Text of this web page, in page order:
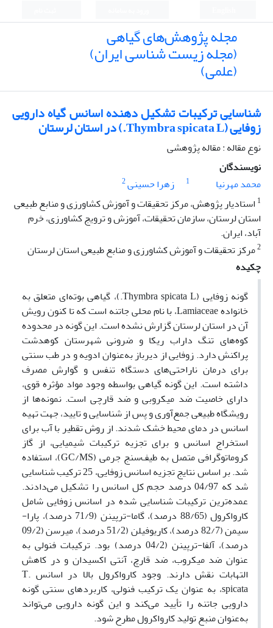
مجله پژوهش‌های گیاهی
(مجله زیست شناسی ایران)
(علمی)
شناسایی ترکیبات تشکیل دهنده اسانس گیاه دارویی
زوفایی (Thymbra spicata L.) در استان لرستان
نوع مقاله : مقاله پژوهشی
نویسندگان
محمد مهرنیا
1 زهرا حسینی2
1 استادیار پژوهش، مرکز تحقیقات و آموزش کشاورزی و منابع طبیعی
استان لرستان، سازمان تحقیقات، آموزش و ترویج کشاورزی، خرم
آباد، ایران.
2مرکز تحقیقات و آموزش کشاورزی و منابع طبیعی استان لرستان
چکیده
گونه زوفایی (Thymbra spicata L.)، گیاهی بوته‌ای متعلق به
خانواده Lamiaceae، با نام محلی جاتنه است که تا کنون رویش
آن در استان لرستان گزارش نشده است. این گونه در محدوده
کوه‌های تنگ داراب ریکا و ضرونی شهرستان کوهدشت
پراکنش دارد. زوفایی از دیرباز به‌عنوان ادویه و در طب سنتی
برای درمان ناراحتی‌های دستگاه تنفس و گوارش مصرف
داشته است. این گونه گیاهی بواسطه وجود مواد مؤثره قوی،
دارای خاصیت ضد میکروبی و ضد قارچی است. نمونه‌ها از
رویشگاه طبیعی جمع‌آوری و پس از شناسایی و تایید، جهت تهیه
اسانس در دمای محیط خشک شدند. از روش تقطیر با آب برای
استخراج اسانس و برای تجزیه ترکیبات شیمیایی، از گاز
کروماتوگرافی متصل به طیف‌سنج جرمی (GC/MS)، استفاده
شد. بر اساس نتایج تجزیه اسانس زوفایی، 25 ترکیب شناسایی
شد که 04/97 درصد حجم کل اسانس را تشکیل می‌دادند.
عمده‌ترین ترکیبات شناسایی شده در اسانس زوفایی شامل
کارواکرول (88/65 درصد)، گاما-ترپینن (71/9 درصد)، پارا-
سیمن (82/7 درصد)، کاریوفیلن (51/2 درصد)، میرسن (09/2
درصد)، آلفا-ترپینن (04/2 درصد) بود. ترکیبات فنولی به
عنوان ضد میکروب، ضد قارچ، آنتی اکسیدان و در کاهش
التهابات نقش دارند. وجود کارواکرول بالا در اسانس T.
spicata، به عنوان یک ترکیب فنولی، کاربردهای سنتی گونه
دارویی جاتنه را تأیید می‌کند و این گونه دارویی می‌تواند
به‌عنوان منبع تولید کارواکرول مطرح شود.